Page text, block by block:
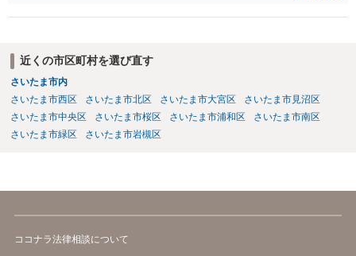
近くの市区町村を選び直す
さいたま市内
さいたま市西区
さいたま市北区 さいたま市大宮区
さいたま市見沼区
さいたま市中央区
さいたま市桜区 さいたま市浦和区
さいたま市南区
さいたま市緑区
さいたま市岩槻区
ココナラ法律相談について